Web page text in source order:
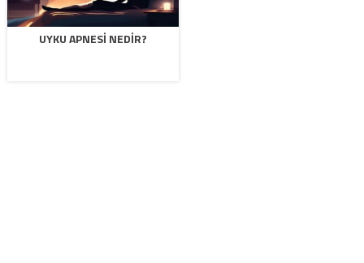
UYKU APNESI NEDIR?